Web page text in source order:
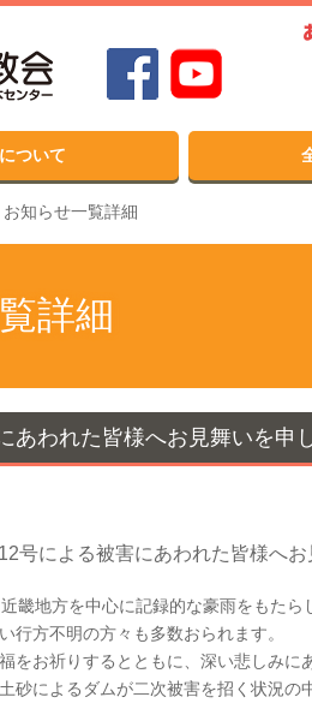
ついて
お知らせ一覧詳細
詳細
あわれた皆様へお見舞いを申
号による被害にあわれた皆様へ
畿地方を中心に記録的な豪雨をもたら
行方不明の方々も多数おられます。
をお祈りするとともに、深い悲しみに
砂によるダムが二次被害を招く状況の